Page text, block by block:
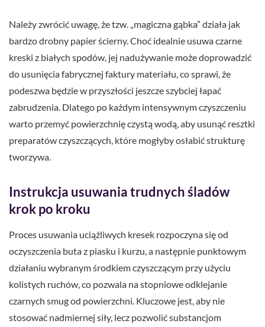
Należy zwrócić uwagę, że tzw. „magiczna gąbka” działa jak
bardzo drobny papier ścierny. Choć idealnie usuwa czarne
kreski z białych spodów, jej nadużywanie może doprowadzić
do usunięcia fabrycznej faktury materiału, co sprawi, że
podeszwa będzie w przyszłości jeszcze szybciej łapać
zabrudzenia. Dlatego po każdym intensywnym czyszczeniu
warto przemyć powierzchnię czystą wodą, aby usunąć resztki
preparatów czyszczących, które mogłyby osłabić strukturę
tworzywa.
Instrukcja usuwania trudnych śladów
krok po kroku
Proces usuwania uciążliwych kresek rozpoczyna się od
oczyszczenia buta z piasku i kurzu, a następnie punktowym
działaniu wybranym środkiem czyszczącym przy użyciu
kolistych ruchów, co pozwala na stopniowe odklejanie
czarnych smug od powierzchni. Kluczowe jest, aby nie
stosować nadmiernej siły, lecz pozwolić substancjom